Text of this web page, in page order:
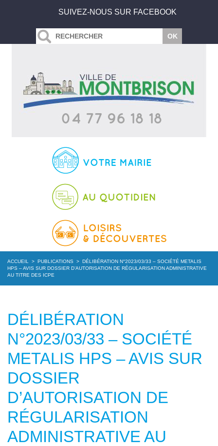
SUIVEZ-NOUS SUR FACEBOOK
ACCUEIL > PUBLICATIONS > DÉLIBÉRATION N°2023/03/33 – SOCIÉTÉ METALIS
HPS – AVIS SUR DOSSIER D’AUTORISATION DE RÉGULARISATION ADMINISTRATIVE
AU TITRE DES ICPE
DÉLIBÉRATION
N°2023/03/33 – SOCIÉTÉ
METALIS HPS – AVIS SUR
DOSSIER
D’AUTORISATION DE
RÉGULARISATION
ADMINISTRATIVE AU